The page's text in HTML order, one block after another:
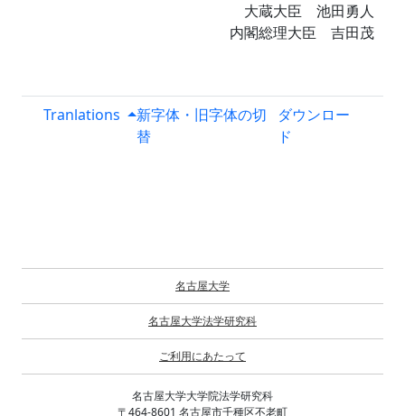
大蔵大臣 池田勇人
内閣総理大臣 吉田茂
Tranlations
新字体・旧字体の切
替
ダウンロー
ド
名古屋大学
名古屋大学法学研究科
ご利用にあたって
名古屋大学大学院法学研究科
〒464-8601 名古屋市千種区不老町